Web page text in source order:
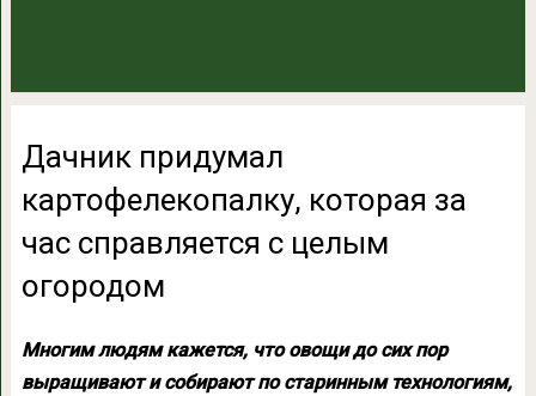
Дачник придумал
картофелекопалку, которая за
час справляется с целым
огородом
Многим людям кажется, что овощи до сих пор
выращивают и собирают по старинным технологиям,